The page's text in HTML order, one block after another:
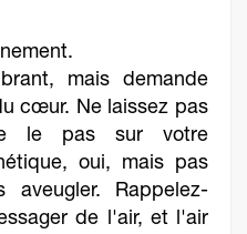
mais demande
cœur. Ne laissez pas
le pas sur votre
oui, mais pas
aveugler. Rappelez-
de l'air, et l'air